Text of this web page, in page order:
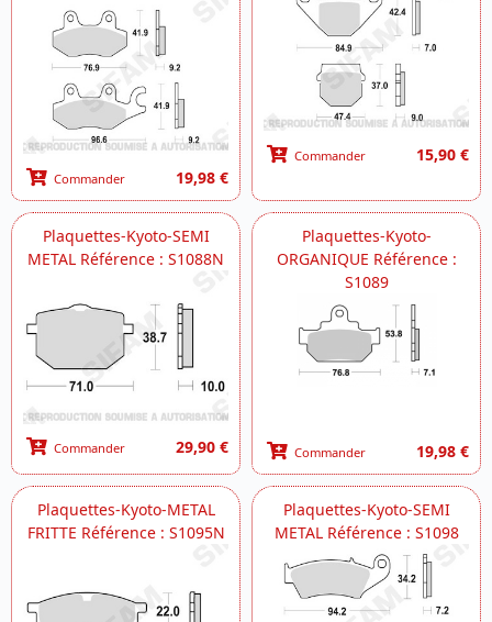
Commander 19,98 €
Commander 15,90 €
Plaquettes-Kyoto-SEMI
METAL Référence : S1088N
Commander 29,90 €
Plaquettes-Kyoto-
ORGANIQUE Référence :
S1089
Commander 19,98 €
Plaquettes-Kyoto-METAL
FRITTE Référence : S1095N
Plaquettes-Kyoto-SEMI
METAL Référence : S1098